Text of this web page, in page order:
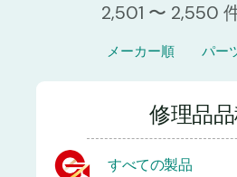
2,501 〜 2,550
メーカー順 パー
修理品
すべての製品